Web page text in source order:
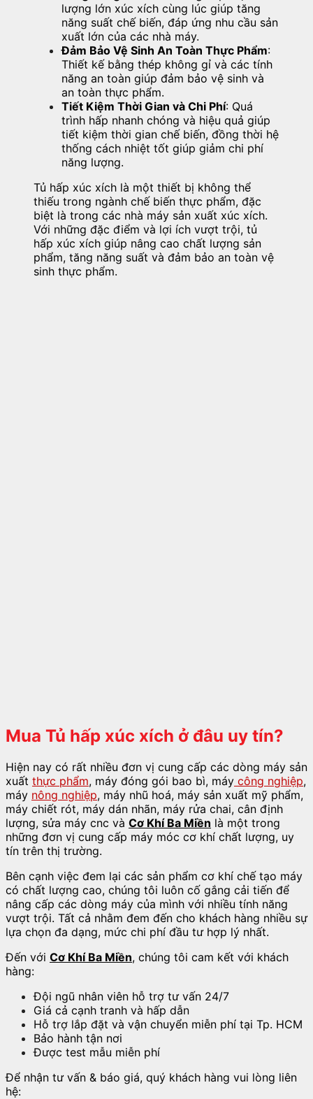
lượng lớn xúc xích cùng lúc giúp tăng
năng suất chế biến, đáp ứng nhu cầu sản
xuất lớn của các nhà máy.
Đảm Bảo Vệ Sinh An Toàn Thực Phẩm:
Thiết kế bằng thép không gỉ và các tính
năng an toàn giúp đảm bảo vệ sinh và
an toàn thực phẩm.
Tiết Kiệm Thời Gian và Chi Phí: Quá
trình hấp nhanh chóng và hiệu quả giúp
tiết kiệm thời gian chế biến, đồng thời hệ
thống cách nhiệt tốt giúp giảm chi phí
năng lượng.
Tủ hấp xúc xích là một thiết bị không thể
thiếu trong ngành chế biến thực phẩm, đặc
biệt là trong các nhà máy sản xuất xúc xích.
Với những đặc điểm và lợi ích vượt trội, tủ
hấp xúc xích giúp nâng cao chất lượng sản
phẩm, tăng năng suất và đảm bảo an toàn vệ
sinh thực phẩm.
Mua Tủ hấp xúc xích ở đâu uy tín?
Hiện nay có rất nhiều đơn vị cung cấp các dòng máy sản
xuất thực phẩm, máy đóng gói bao bì, máy công nghiệp,
máy nông nghiệp, máy nhũ hoá, máy sản xuất mỹ phẩm,
máy chiết rót, máy dán nhãn, máy rửa chai, cân định
lượng, sửa máy cnc và Cơ Khí Ba Miền là một trong
những đơn vị cung cấp máy móc cơ khí chất lượng, uy
tín trên thị trường.
Bên cạnh việc đem lại các sản phẩm cơ khí chế tạo máy
có chất lượng cao, chúng tôi luôn cố gắng cải tiến để
nâng cấp các dòng máy của mình với nhiều tính năng
vượt trội. Tất cả nhằm đem đến cho khách hàng nhiều sự
lựa chọn đa dạng, mức chi phí đầu tư hợp lý nhất.
Đến với Cơ Khí Ba Miền, chúng tôi cam kết với khách
hàng:
Đội ngũ nhân viên hỗ trợ tư vấn 24/7
Giá cả cạnh tranh và hấp dẫn
Hỗ trợ lắp đặt và vận chuyển miễn phí tại Tp. HCM
Bảo hành tận nơi
Được test mẫu miễn phí
Để nhận tư vấn & báo giá, quý khách hàng vui lòng liên
hệ: